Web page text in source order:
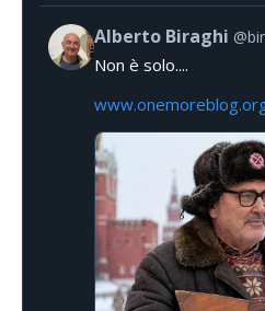
Alberto Biraghi
Non è solo....